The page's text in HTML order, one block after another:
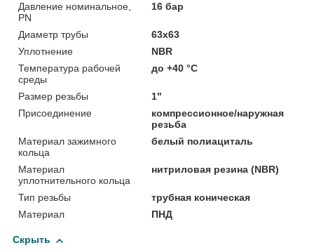
Давление номинальное,
PN
16 бар
Диаметр трубы
63x63
Уплотнение
NBR
Температура рабочей
среды
до +40 °C
Размер резьбы
1"
Присоединение
компрессионное/наружная
резьба
Материал зажимного
кольца
белый полиациталь
Материал
уплотнительного кольца
нитриловая резина (NBR)
Тип резьбы
трубная коническая
Материал
ПНД
Скрыть